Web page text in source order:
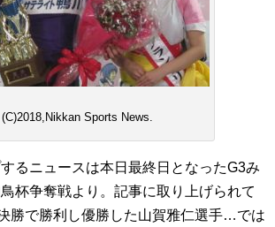
(C)2018,Nikkan Sports News.
るニュースは本日最終日となったG3み
杯争奪戦より。記事に取り上げられて
勝で勝利し優勝した山賀雅仁選手…では